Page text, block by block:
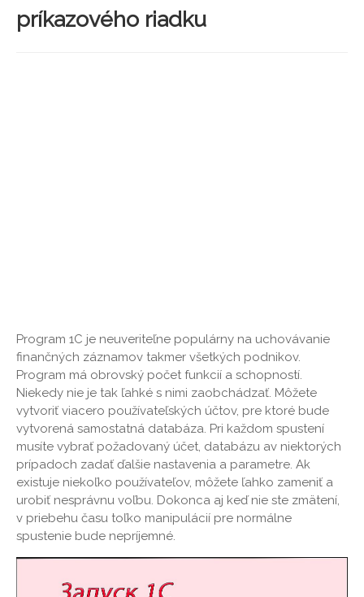
príkazového riadku
Program 1C je neuveriteľne populárny na uchovávanie
finančných záznamov takmer všetkých podnikov.
Program má obrovský počet funkcií a schopností.
Niekedy nie je tak ľahké s nimi zaobchádzať. Môžete
vytvoriť viacero používateľských účtov, pre ktoré bude
vytvorená samostatná databáza. Pri každom spustení
musíte vybrať požadovaný účet, databázu av niektorých
prípadoch zadať ďalšie nastavenia a parametre. Ak
existuje niekoľko používateľov, môžete ľahko zameniť a
urobiť nesprávnu voľbu. Dokonca aj keď nie ste zmätení,
v priebehu času toľko manipulácií pre normálne
spustenie bude nepríjemné.